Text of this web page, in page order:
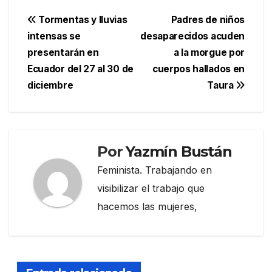
Navegación
de
entradas
Padres de niños
desaparecidos acuden
a la morgue por
cuerpos hallados en
Taura
Tormentas y lluvias
intensas se
presentarán en
Ecuador del 27 al 30 de
diciembre
PorYazmín Bustán
Feminista. Trabajando en
visibilizar el trabajo que
hacemos las mujeres,